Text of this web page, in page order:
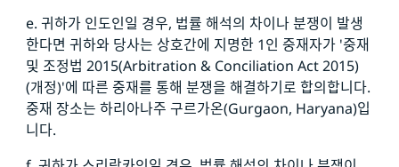
e. 귀하가 인도인일 경우, 법률 해석의 차이나 분쟁이 발생
한다면 귀하와 당사는 상호간에 지명한 1인 중재자가 '중재
및 조정법 2015(Arbitration & Conciliation Act 2015)
(개정)'에 따른 중재를 통해 분쟁을 해결하기로 합의합니다.
중재 장소는 하리아나주 구르가온(Gurgaon, Haryana)입
니다.